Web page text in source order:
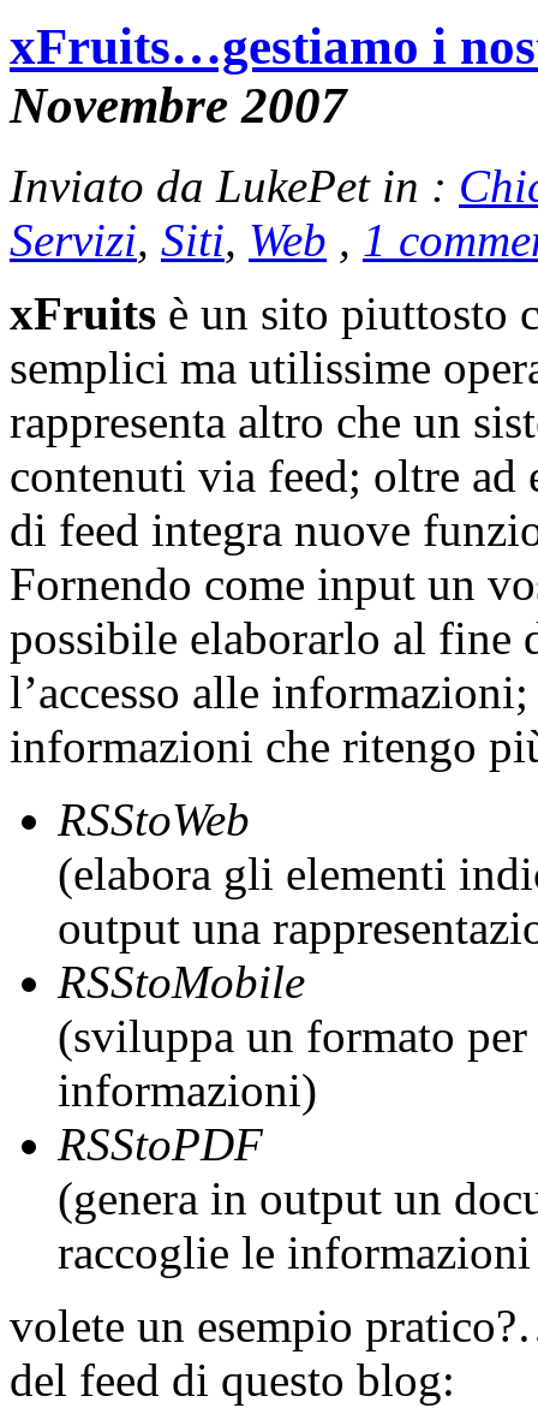
xFruits…gestiamo i
Novembre 2007
Inviato da LukePet in :
Servizi, Siti, Web , 1
xFruits è un sito piuttosto
semplici ma utilissime
rappresenta altro che un
contenuti via feed; oltre ad
di feed integra nuove
Fornendo come input un
possibile elaborarlo al fine
l’accesso alle
informazioni che ritengo
RSStoWeb
(elabora gli elementi
output una
RSStoMobile
(sviluppa un formato per
informazioni)
RSStoPDF
(genera in output un
raccoglie le
volete un esempio
del feed di questo blog: